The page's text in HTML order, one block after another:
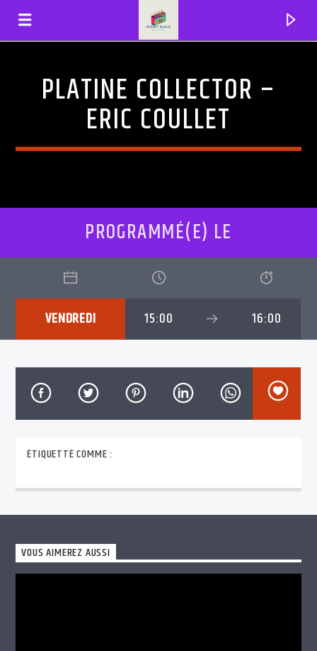
FRENZYRADIO
EN CE MOMENT
TITRE
ARTISTE
FrenzyRadio
PLATINE COLLECTOR –
ERIC COULLET
PROGRAMMÉ(E) LE
VENDREDI 15:00 16:00
ÉTIQUETTÉ COMME :
Toutes les semaines, l’émission Platine Collector
mais aussi des titres plus rares, du son pop rock,
VOUS AIMEREZ AUSSI